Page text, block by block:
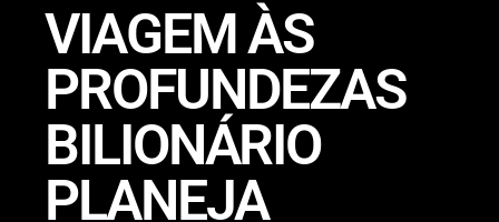
VIAGEM ÀS
PROFUNDEZAS
BILIONÁRIO
PLANEJA